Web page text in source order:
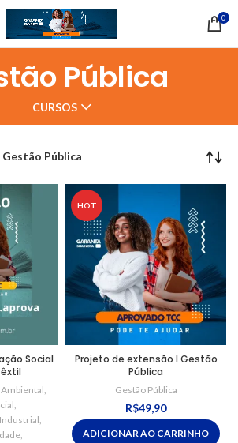
0
Pública
CURSOS
Gestão Pública
Social
,
,
,
,
HOT
Projeto de extensão I Gestão
Pública
Gestão Pública
R$49,90
ADICIONAR AO CARRINHO